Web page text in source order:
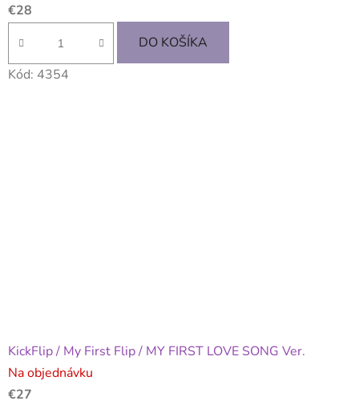
€28
DO KOŠÍKA
Kód: 4354
KickFlip / My First Flip / MY FIRST LOVE SONG Ver.
Na objednávku
€27